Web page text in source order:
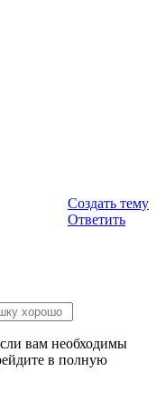
Создать тему
Ответить
вам необходимы
в полную